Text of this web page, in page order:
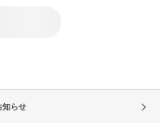
知らせ